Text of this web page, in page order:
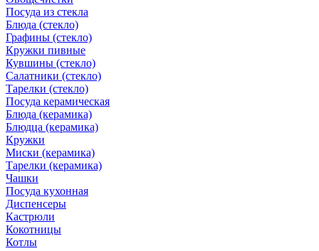
Посуда из стекла
Блюда (стекло)
Графины (стекло)
Кружки пивные
Кувшины (стекло)
Салатники (стекло)
Тарелки (стекло)
Посуда керамическая
Блюда (керамика)
Блюдца (керамика)
Кружки
Миски (керамика)
Тарелки (керамика)
Чашки
Посуда кухонная
Диспенсеры
Кастрюли
Кокотницы
Котлы